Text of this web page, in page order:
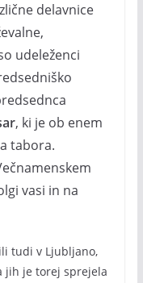
delavnice
udeleženci
, ki je ob enem
tabora.
vasi in na
tudi v Ljubljano,
jih je torej sprejela